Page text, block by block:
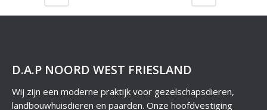
D.A.P NOORD WEST FRIESLAND
Wij zijn een moderne praktijk voor gezelschapsdieren,
landbouwhuisdieren en paarden. Onze hoofdvestiging